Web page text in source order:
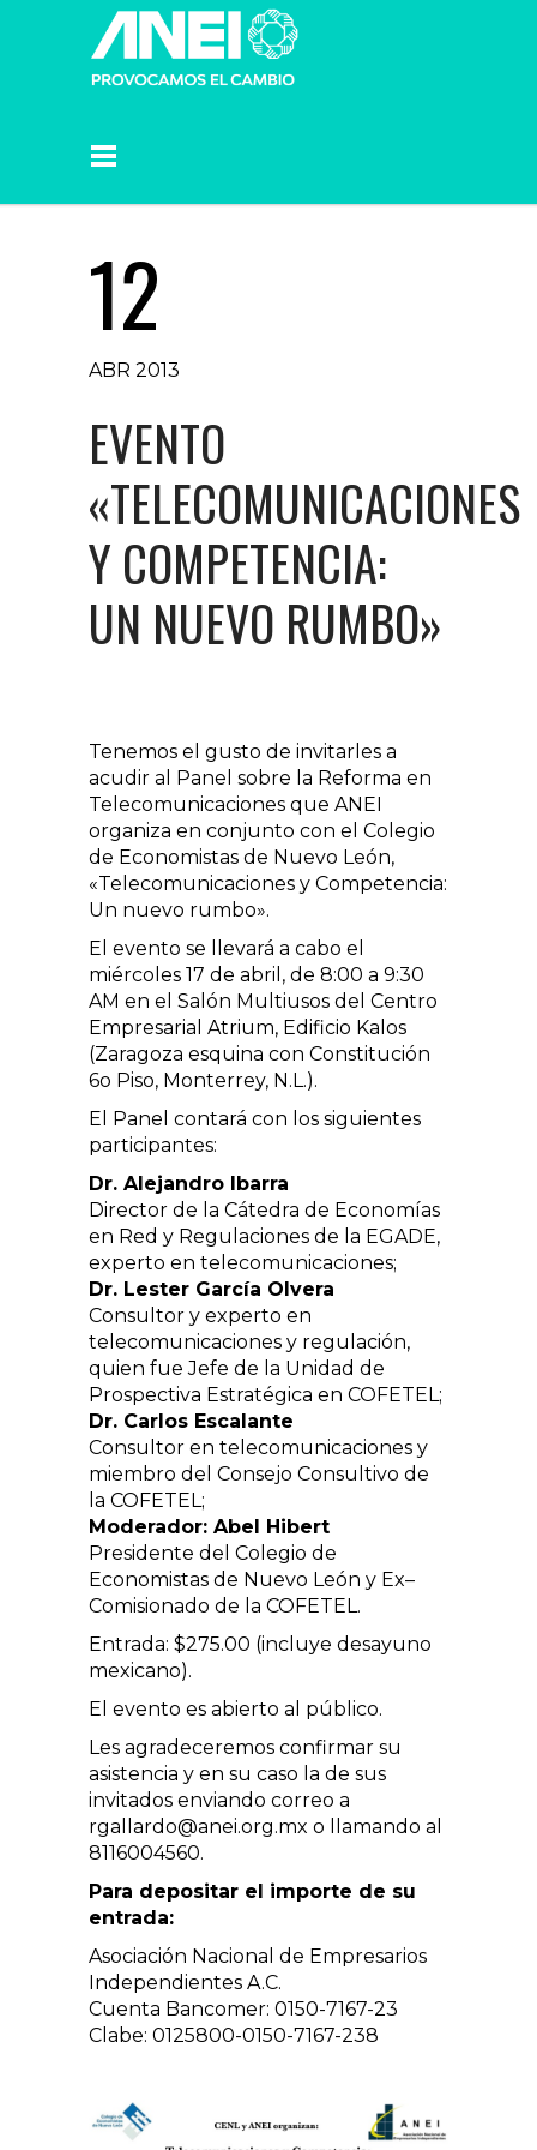
12
ABR 2013
EVENTO
«TELECOMUNICACIONES
Y COMPETENCIA:
UN NUEVO RUMBO»
Tenemos el gusto de invitarles a
acudir al Panel sobre la Reforma en
Telecomunicaciones que ANEI
organiza en conjunto con el Colegio
de Economistas de Nuevo León,
«Telecomunicaciones y Competencia:
Un nuevo rumbo».
El evento se llevará a cabo el
miércoles 17 de abril, de 8:00 a 9:30
AM en el Salón Multiusos del Centro
Empresarial Atrium, Edificio Kalos
(Zaragoza esquina con Constitución
6o Piso, Monterrey, N.L.).
El Panel contará con los siguientes
participantes:
Dr. Alejandro Ibarra
Director de la Cátedra de Economías
en Red y Regulaciones de la EGADE,
experto en telecomunicaciones;
Dr. Lester García Olvera
Consultor y experto en
telecomunicaciones y regulación,
quien fue Jefe de la Unidad de
Prospectiva Estratégica en COFETEL;
Dr. Carlos Escalante
Consultor en telecomunicaciones y
miembro del Consejo Consultivo de
la COFETEL;
Moderador: Abel Hibert
Presidente del Colegio de
Economistas de Nuevo León y Ex–
Comisionado de la COFETEL.
Entrada: $275.00 (incluye desayuno
mexicano).
El evento es abierto al público.
Les agradeceremos confirmar su
asistencia y en su caso la de sus
invitados enviando correo a
rgallardo@anei.org.mx o llamando al
8116004560.
Para depositar el importe de su
entrada:
Asociación Nacional de Empresarios
Independientes A.C.
Cuenta Bancomer: 0150-7167-23
Clabe: 0125800-0150-7167-238